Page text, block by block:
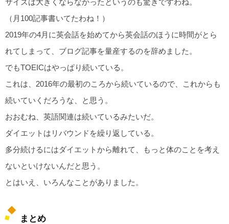
サイズは大きくならなかったというのも驚きですわね。
（月100記事書いてたわね！）
2019年の4月に英会話を始めてから英会話のほうに時間がとら
れてしまって、ブログ記事を量産するのを辞めました。
でもTOEICはやっぱり続いている。
これは、2016年の最初のころから続いているので、これからも
続いていくだろうな、と思う。
おおむね、英語関連は続いているみたいだ。
ダイエットはリバウンドを繰り返している。
多分続けるにはダイエットから離れて、もっと体のことを考え
ないといけないんだと思う。
とはいえ、いろんなことがありました。
まとめ